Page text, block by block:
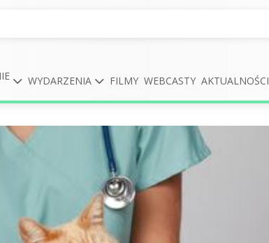
WYDARZENIA FILMY WEBCASTY AKTUALNOŚCI